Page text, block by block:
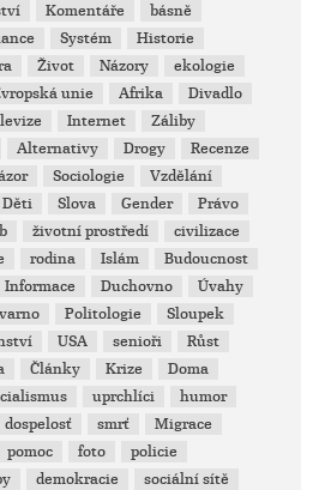
Komentáře
básně
Systém
Historie
Život Názory
ekologie
unie Afrika
Divadlo
Internet
Záliby
Alternativy Drogy
Recenze
Sociologie
Vzdělání
Děti Slova Gender
Právo
životní prostředí
civilizace
rodina Islám
Budoucnost
Informace Duchovno
Úvahy
Politologie
Sloupek
USA senioři
Růst
Články Krize
Doma
uprchlíci
humor
dospelosť smrť
Migrace
pomoc foto
policie
demokracie
sociální sítě